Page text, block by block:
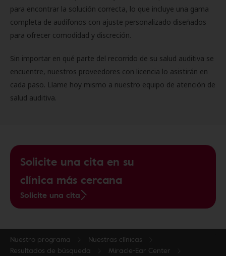
para encontrar la solución correcta, lo que incluye una gama
completa de audífonos con ajuste personalizado diseñados
para ofrecer comodidad y discreción.
Sin importar en qué parte del recorrido de su salud auditiva se
encuentre, nuestros proveedores con licencia lo asistirán en
cada paso. Llame hoy mismo a nuestro equipo de atención de
salud auditiva.
Solicite una cita en su
clínica más cercana
Solicite una cita
Nuestro programa
Nuestras clínicas
Resultados de búsqueda
Miracle-Ear Center